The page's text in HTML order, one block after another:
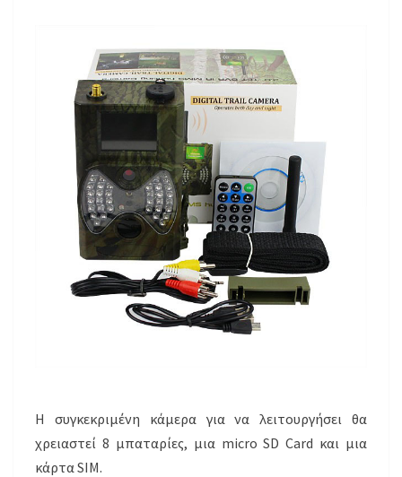
Η συγκεκριμένη κάμερα για να λειτουργήσει θα
χρειαστεί 8 μπαταρίες, μια micro SD Card και μια
κάρτα SIM.